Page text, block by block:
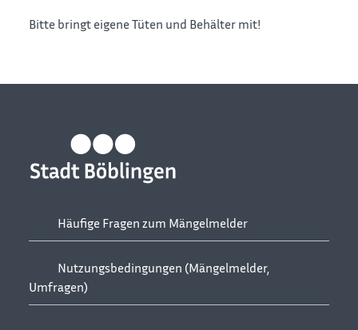
Bitte bringt eigene Tüten und Behälter mit!
Häufige Fragen zum Mängelmelder
Nutzungsbedingungen (Mängelmelder,
Umfragen)